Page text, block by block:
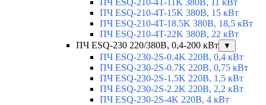
ПЧ ESQ-210-4T-11K 380В, 11 кВт
ПЧ ESQ-210-4T-15K 380В, 15 кВт
ПЧ ESQ-210-4T-18.5K 380В, 18,5 кВт
ПЧ ESQ-210-4T-22K 380В, 22 кВт
ПЧ ESQ-230 220/380В, 0,4-200 кВт
▼
ПЧ ESQ-230-2S-0.4K 220В, 0,4 кВт
ПЧ ESQ-230-2S-0.7K 220В, 0,75 кВт
ПЧ ESQ-230-2S-1.5K 220В, 1,5 кВт
ПЧ ESQ-230-2S-2.2K 220В, 2,2 кВт
ПЧ ESQ-230-2S-4K 220В, 4 кВт